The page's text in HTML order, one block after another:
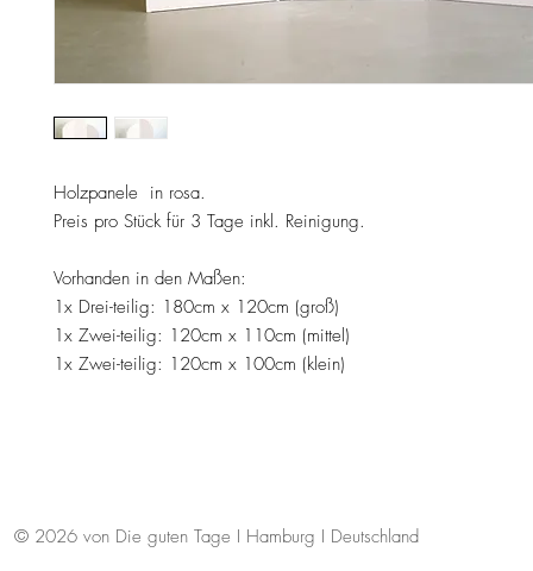
Holzpanele in rosa.
Preis pro Stück für 3 Tage inkl. Reinigung.
Vorhanden in den Maßen:
1x Drei-teilig: 180cm x 120cm (groß)
1x Zwei-teilig: 120cm x 110cm (mittel)
1x Zwei-teilig: 120cm x 100cm (klein)
© 2026 von Die guten Tage I Hamburg I Deutschland